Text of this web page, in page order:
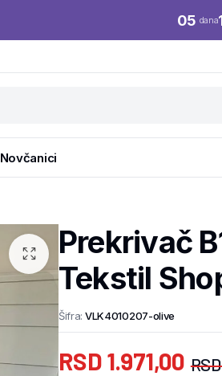
05 dana
Novčanici
Prekrivač
Tekstil
Šifra: VLK4010207-olive
RSD
RSD1.971,00